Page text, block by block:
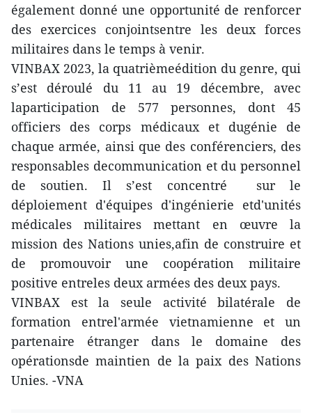
également donné une opportunité de renforcer
des exercices conjointsentre les deux forces
militaires dans le temps à venir.
VINBAX 2023, la quatrièmeédition du genre, qui
s’est déroulé du 11 au 19 décembre, avec
laparticipation de 577 personnes, dont 45
officiers des corps médicaux et dugénie de
chaque armée, ainsi que des conférenciers, des
responsables decommunication et du personnel
de soutien. Il s’est concentré sur le
déploiement d'équipes d'ingénierie etd'unités
médicales militaires mettant en œuvre la
mission des Nations unies,afin de construire et
de promouvoir une coopération militaire
positive entreles deux armées des deux pays.
VINBAX est la seule activité bilatérale de
formation entrel'armée vietnamienne et un
partenaire étranger dans le domaine des
opérationsde maintien de la paix des Nations
Unies. -VNA